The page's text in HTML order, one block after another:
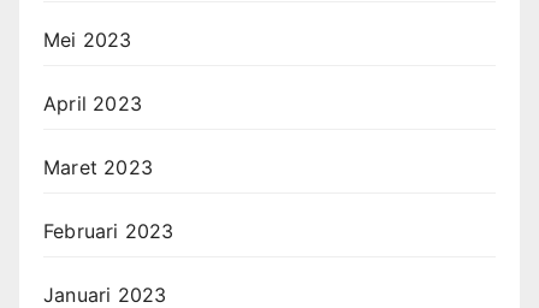
Mei 2023
April 2023
Maret 2023
Februari 2023
Januari 2023